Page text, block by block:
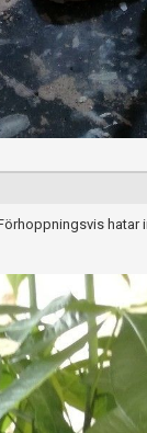
hatar